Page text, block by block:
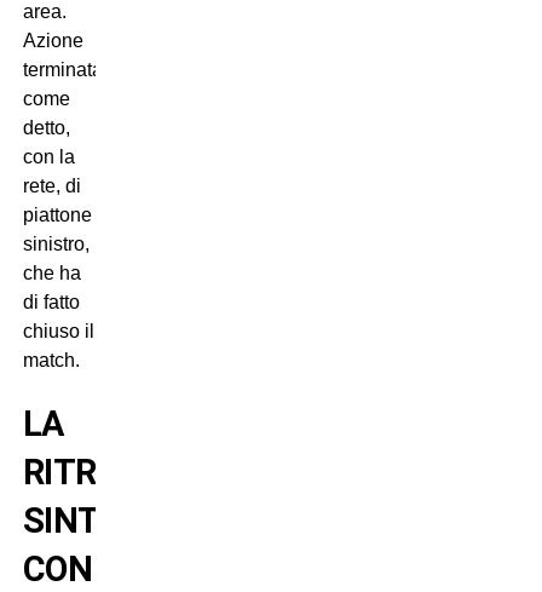
area.
Azione
terminata,
come
detto,
con la
rete, di
piattone
sinistro,
che ha
di fatto
chiuso il
match.
LA
RITROVATA
SINTONIA
CON